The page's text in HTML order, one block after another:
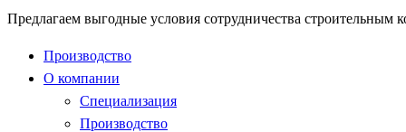
Предлагаем выгодные условия сотрудничества строительным
Производство
О компании
Специализация
Производство